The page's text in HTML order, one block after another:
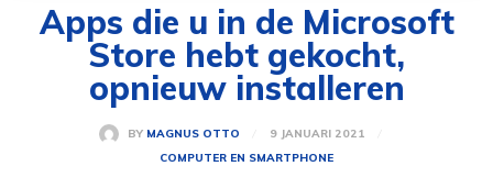
Apps die u in de Microsoft
Store hebt gekocht,
opnieuw installeren
BY MAGNUS OTTO
9 JANUARI 2021
COMPUTER EN SMARTPHONE